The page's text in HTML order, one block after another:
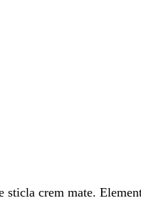
crem mate.